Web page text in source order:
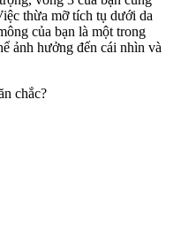
thừa mỡ tích tụ dưới da
của bạn là một trong
ảnh hưởng đến cái nhìn và